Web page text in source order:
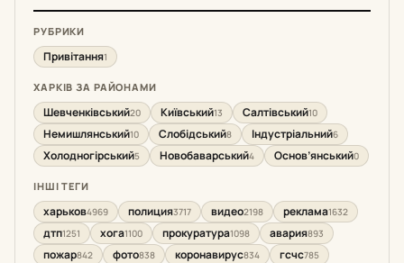
РУБРИКИ
Привітання1
ХАРКІВ ЗА РАЙОНАМИ
Шевченківський20 Київський13 Салтівський10
Немишлянський10 Слобідський8 Індустріальний6
Холодногірський5 Новобаварський4 Основ’янський0
ІНШІ ТЕГИ
харьков4969 полиция3717 видео2198 реклама1632
дтп1251 хога1100 прокуратура1098 авария893
пожар842 фото838 коронавирус834 гсчс785